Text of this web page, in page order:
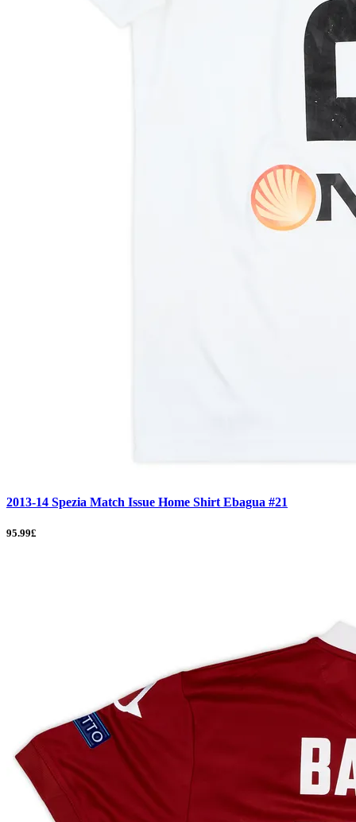
2013-14 Spezia Match Issue Home Shirt Ebagua #21
95.99£